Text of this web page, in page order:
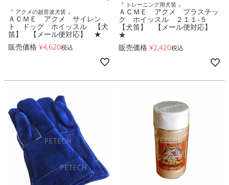
『 アクメの超音波犬笛 』
ＡＣＭＥ アクメ サイレン
ト ドッグ ホイッスル 【犬
笛】 【メール便対応】 ★
販売価格 ¥4,620税込
『 トレーニング用犬笛 』
ＡＣＭＥ アクメ プラスチッ
ク ホイッスル ２１１-５
【犬笛】 【メール便対応】
★
販売価格 ¥2,420税込